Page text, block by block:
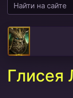
Глисея